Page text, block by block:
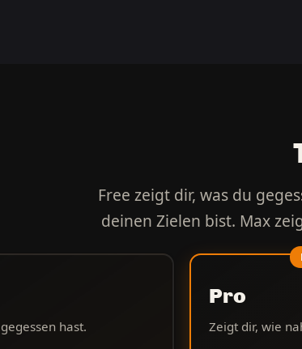
Free zeigt dir, was du
deinen Zielen bist. Max
hast.
Pro
Zeigt dir, wie